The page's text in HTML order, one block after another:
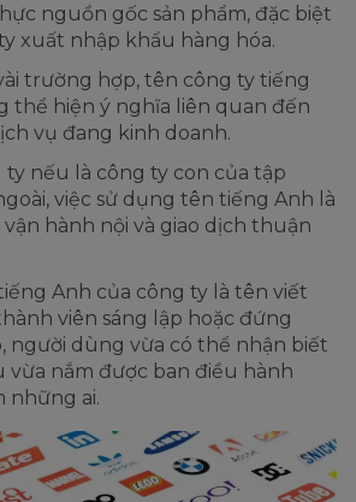
nguồn gốc sản phẩm, đặc biệt
xuất nhập khẩu hàng hóa.
trường hợp, tên công ty tiếng
thể hiện ý nghĩa liên quan đến
vụ đang kinh doanh.
ty nếu là công ty con của tập
việc sử dụng tên tiếng Anh là
hành nội và giao dịch thuận
Anh của công ty là tên viết
viên sáng lập hoặc đứng
người dùng vừa có thể nhận biết
vừa nắm được ban điều hành
những ai.